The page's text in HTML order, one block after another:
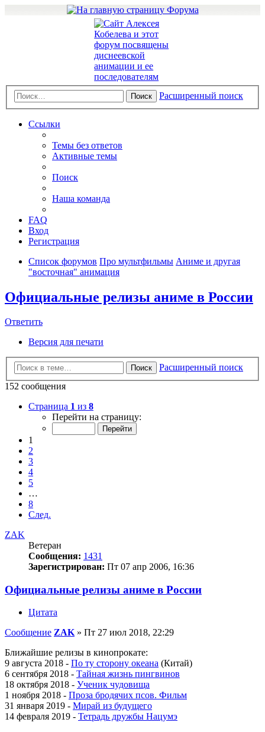
Поиск Расширенный поиск
Ссылки
Темы без ответов
Активные темы
Поиск
Наша команда
FAQ
Вход
Регистрация
Список форумов Про мультфильмы Аниме и другая
"восточная" анимация
Официальные релизы аниме в России
Ответить
Версия для печати
Поиск
Расширенный поиск
152 сообщения
Страница 1 из 8
Перейти на страницу:
1
2
3
4
5
…
8
След.
ZAK
Ветеран
Сообщения: 1431
Зарегистрирован: Пт 07 апр 2006, 16:36
Официальные релизы аниме в России
Цитата
Сообщение ZAK» Пт 27 июл 2018, 22:29
Ближайшие релизы в кинопрокате:
9 августа 2018 - По ту сторону океана (Китай)
6 сентября 2018 - Тайная жизнь пингвинов
18 октября 2018 - Ученик чудовища
1 ноября 2018 - Проза бродячих псов. Фильм
31 января 2019 - Мирай из будущего
14 февраля 2019 - Тетрадь дружбы Нацумэ